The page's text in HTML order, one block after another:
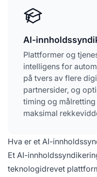
AI-
Plattformer og
intelligens for
på tvers av flere
partnersider, og
timing og
maksimal
kontinuerlig å
og sikre at
gjennom riktige
tidspunktet.
Hva er et AI-
Et AI-
teknologidrevet